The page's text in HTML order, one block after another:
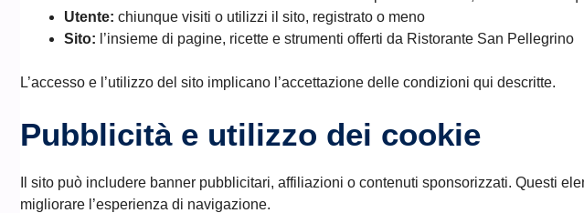
Utente: chiunque visiti o utilizzi il sito, registrato o meno
Sito: l’insieme di pagine, ricette e strumenti offerti da Ristorante San Pellegrino
L’accesso e l’utilizzo del sito implicano l’accettazione delle condizioni qui descritte.
Pubblicità e utilizzo dei cookie
Il sito può includere banner pubblicitari, affiliazioni o contenuti sponsorizzati. Questi
migliorare l’esperienza di navigazione.